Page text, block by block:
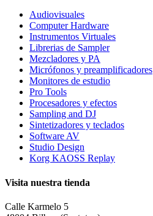
Audiovisuales
Computer Hardware
Instrumentos Virtuales
Librerias de Sampler
Mezcladores y PA
Micrófonos y preamplificadores
Monitores de estudio
Pro Tools
Procesadores y efectos
Sampling and DJ
Sintetizadores y teclados
Software AV
Studio Design
Korg KAOSS Replay
Visita nuestra tienda
Calle Karmelo 5